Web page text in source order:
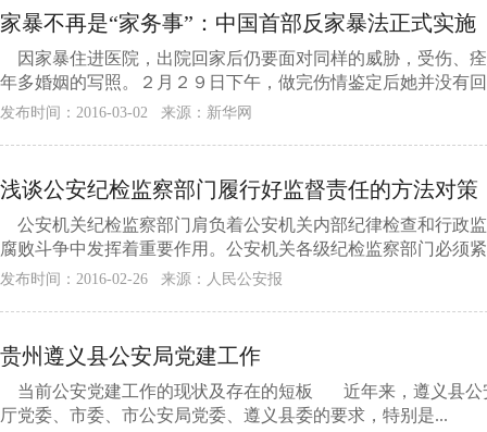
家暴不再是“家务事”：中国首部反家暴法正式实施
因家暴住进医院，出院回家后仍要面对同样的威胁，受伤、
年多婚姻的写照。２月２９日下午，做完伤情鉴定后她并没有
发布时间：2016-03-02 来源：新华网
浅谈公安纪检监察部门履行好监督责任的方法对策
公安机关纪检监察部门肩负着公安机关内部纪律检查和行政
腐败斗争中发挥着重要作用。公安机关各级纪检监察部门必须
发布时间：2016-02-26 来源：人民公安报
贵州遵义县公安局党建工作
当前公安党建工作的现状及存在的短板 近年来，遵义县公
厅党委、市委、市公安局党委、遵义县委的要求，特别是...